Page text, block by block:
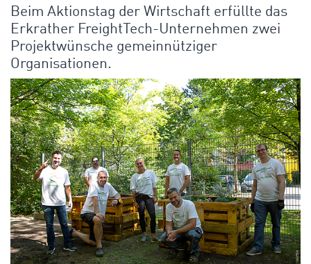
Beim Aktionstag der Wirtschaft erfüllte das
Erkrather FreightTech-Unternehmen zwei
Projektwünsche gemeinnütziger
Organisationen.